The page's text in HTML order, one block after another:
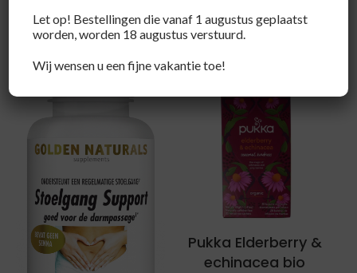
Recent bekeken producten
Pukka Elderberry &
echinacea bio
Let op! Bestellingen die vanaf 1 augustus geplaatst
worden, worden 18 augustus verstuurd.
Wij wensen u een fijne vakantie toe!